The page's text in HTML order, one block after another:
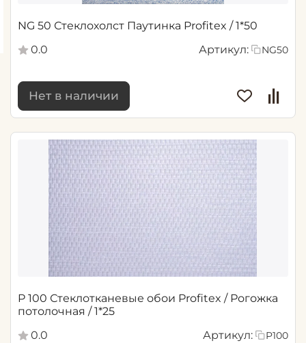
NG 50 Стеклохолст Паутинка Profitex / 1*50
0.0
Артикул: NG50
Нет в наличии
P 100 Стеклотканевые обои Profitex / Рогожка
потолочная / 1*25
0.0
Артикул: P100